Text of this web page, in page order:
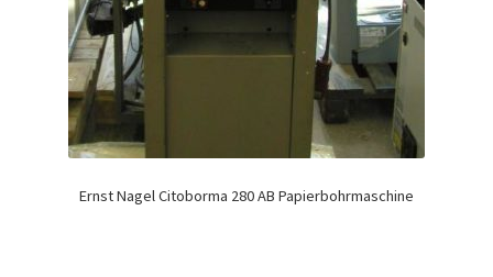
Ernst Nagel Citoborma 280 AB Papierbohrmaschine